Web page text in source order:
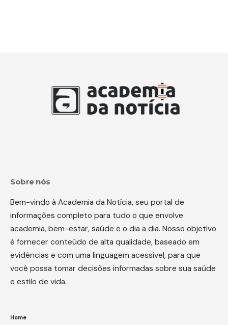
Sobre nós
Bem-vindo à Academia da Notícia, seu portal de
informações completo para tudo o que envolve
academia, bem-estar, saúde e o dia a dia. Nosso objetivo
é fornecer conteúdo de alta qualidade, baseado em
evidências e com uma linguagem acessível, para que
você possa tomar decisões informadas sobre sua saúde
e estilo de vida.
Home